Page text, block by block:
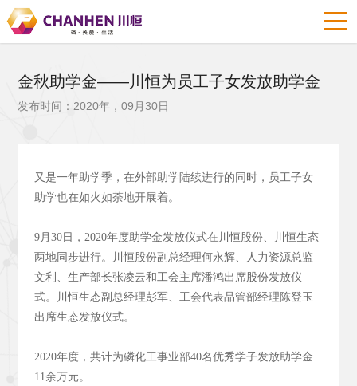
金秋助学金——川恒为员工子女发放助学金
发布时间：2020年，09月30日
又是一年助学季，在外部助学陆续进行的同时，员工子女
助学也在如火如荼地开展着。
9月30日，2020年度助学金发放仪式在川恒股份、川恒生态
两地同步进行。川恒股份副总经理何永辉、人力资源总监
文利、生产部长张凌云和工会主席潘鸿出席股份发放仪
式。川恒生态副总经理彭军、工会代表品管部经理陈登玉
出席生态发放仪式。
2020年度，共计为磷化工事业部40名优秀学子发放助学金
11余万元。